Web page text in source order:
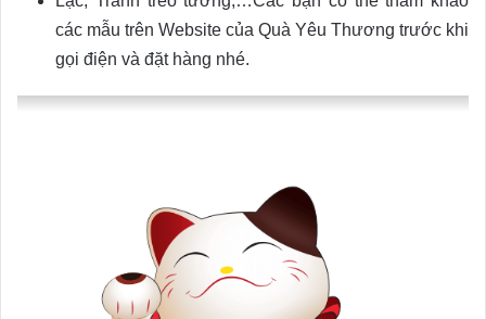
các mẫu trên Website của Quà Yêu Thương trước khi
gọi điện và đặt hàng nhé.